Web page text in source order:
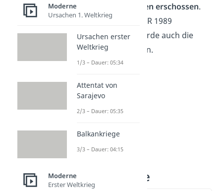
wurden
139 Menschen erschossen.
Erst nachdem die DDR 1989
zusammenbrach, wurde auch die
Mauer niedergerissen.
Vorgeschichte
Moderne
Ursachen 1. Weltkrieg
Ursachen erster
Weltkrieg
1/3 – Dauer: 05:34
Attentat von
Sarajevo
2/3 – Dauer: 05:35
Balkankriege
3/3 – Dauer: 04:15
Moderne
Erster Weltkrieg